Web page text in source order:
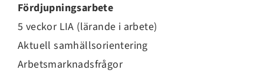
Fördjupningsarbete
5 veckor LIA (lärande i arbete)
Aktuell samhällsorientering
Arbetsmarknadsfrågor